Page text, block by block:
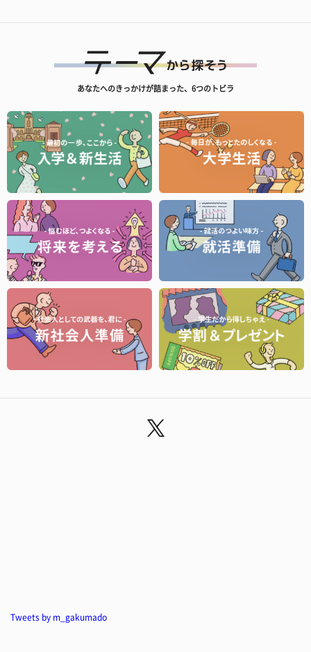
あなたへのきっかけが詰まった、6つのトビラ
Tweets by m_gakumado